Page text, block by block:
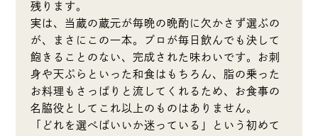
残ります。
実は、当蔵の蔵元が毎晩の晩酌に欠かさず選ぶの
が、まさにこの一本。プロが毎日飲んでも決して
飽きることのない、完成された味わいです。お刺
身や天ぷらといった和食はもちろん、脂の乗った
お料理もさっぱりと流してくれるため、お食事の
名脇役としてこれ以上のものはありません。
「どれを選べばいいか迷っている」という初めて